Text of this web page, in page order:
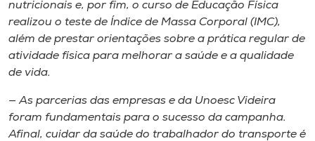
nutricionais e, por fim, o curso de Educação Física
realizou o teste de Índice de Massa Corporal (IMC),
além de prestar orientações sobre a prática regular de
atividade física para melhorar a saúde e a qualidade
de vida.
— As parcerias das empresas e da Unoesc Videira
foram fundamentais para o sucesso da campanha.
Afinal, cuidar da saúde do trabalhador do transporte é